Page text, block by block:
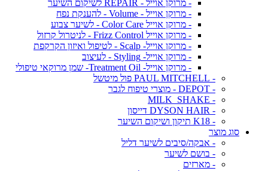
- מרוקן אוייל - REPAIR לשיקום השיער
- מרוקן אוייל - Volume - להענקת נפח
- מרוקן אוייל Color Care - לשיער צבוע
- מרוקן אוייל Frizz Control - לניטרול קרזול
- מרוקן אוייל- Scalp - לטיפול ואיזון הקרקפת
- מרוקן אוייל- Styling - לעיצוב
- מרוקן אוייל- Treatment Oil- שמן מרוקאי טיפולי
- PAUL MITCHELL פול מיטשל
- DEPOT - מוצרי טיפוח לגבר
- MILK_SHAKE
- DYSON HAIR דייסון
- K18 תיקון ושיקום השיער
סוג מוצר
- אבקה/סיבים לשיער דליל
- בושם לשיער
- מארזים